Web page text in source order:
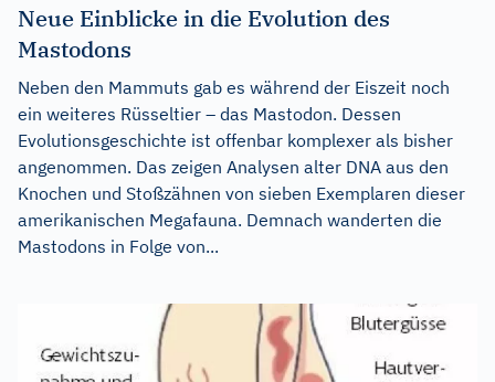
Neue Einblicke in die Evolution des
Mastodons
Neben den Mammuts gab es während der Eiszeit noch
ein weiteres Rüsseltier – das Mastodon. Dessen
Evolutionsgeschichte ist offenbar komplexer als bisher
angenommen. Das zeigen Analysen alter DNA aus den
Knochen und Stoßzähnen von sieben Exemplaren dieser
amerikanischen Megafauna. Demnach wanderten die
Mastodons in Folge von...